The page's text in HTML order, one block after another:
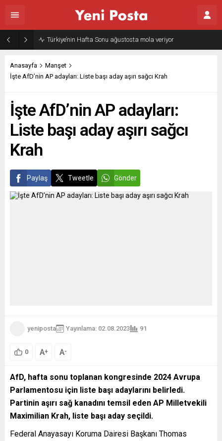
Gazze’nin geleceği: Teknokratik kontrol mü, kolonializm mi?
Anasayfa
Manşet
İşte AfD’nin AP adayları: Liste başı aday aşırı sağcı Krah
İşte AfD’nin AP adayları:
Liste başı aday aşırı sağcı
Krah
Paylaş Tweetle Gönder
yeniposta Yayınlama: 02.08.2023 91
0 A+ A-
AfD, hafta sonu toplanan kongresinde 2024 Avrupa
Parlamentosu için liste başı adaylarını belirledi.
Partinin aşırı sağ kanadını temsil eden AP Milletvekili
Maximilian Krah, liste başı aday seçildi.
Federal Anayasayı Koruma Dairesi Başkanı Thomas